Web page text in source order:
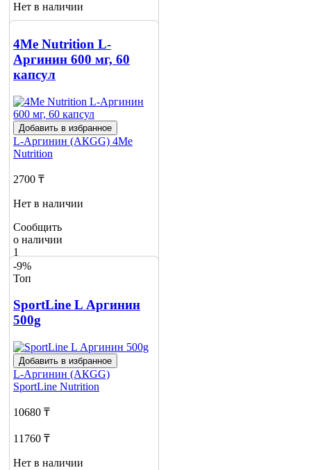
Нет в наличии
о наличии
4Me Nutrition L-
Аргинин 600 мг, 60
капсул
Добавить в избранное
L-Аргинин (АКGG) 4Me
Nutrition
2700 ₸
Нет в наличии
Сообщить
о наличии
1
-9%
Топ
SportLine L Аргинин
500g
Добавить в избранное
L-Аргинин (АКGG)
SportLine Nutrition
10680 ₸
11760 ₸
Нет в наличии